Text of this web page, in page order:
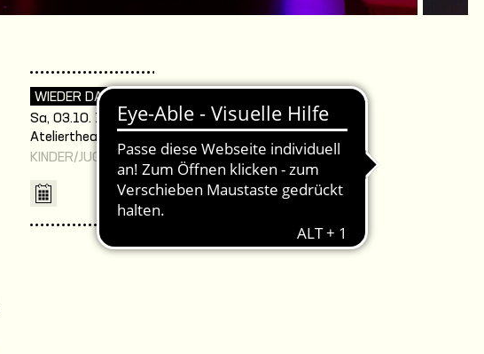
WIEDER DA
Sa, 03.10. 15:00 Uhr /
Ateliertheater
KINDER/JUGEND